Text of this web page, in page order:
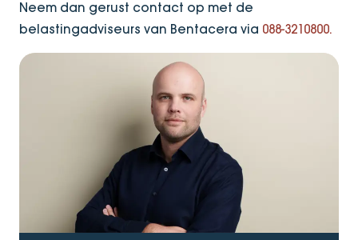
Neem dan gerust contact op met de
belastingadviseurs van Bentacera via 088-3210800.